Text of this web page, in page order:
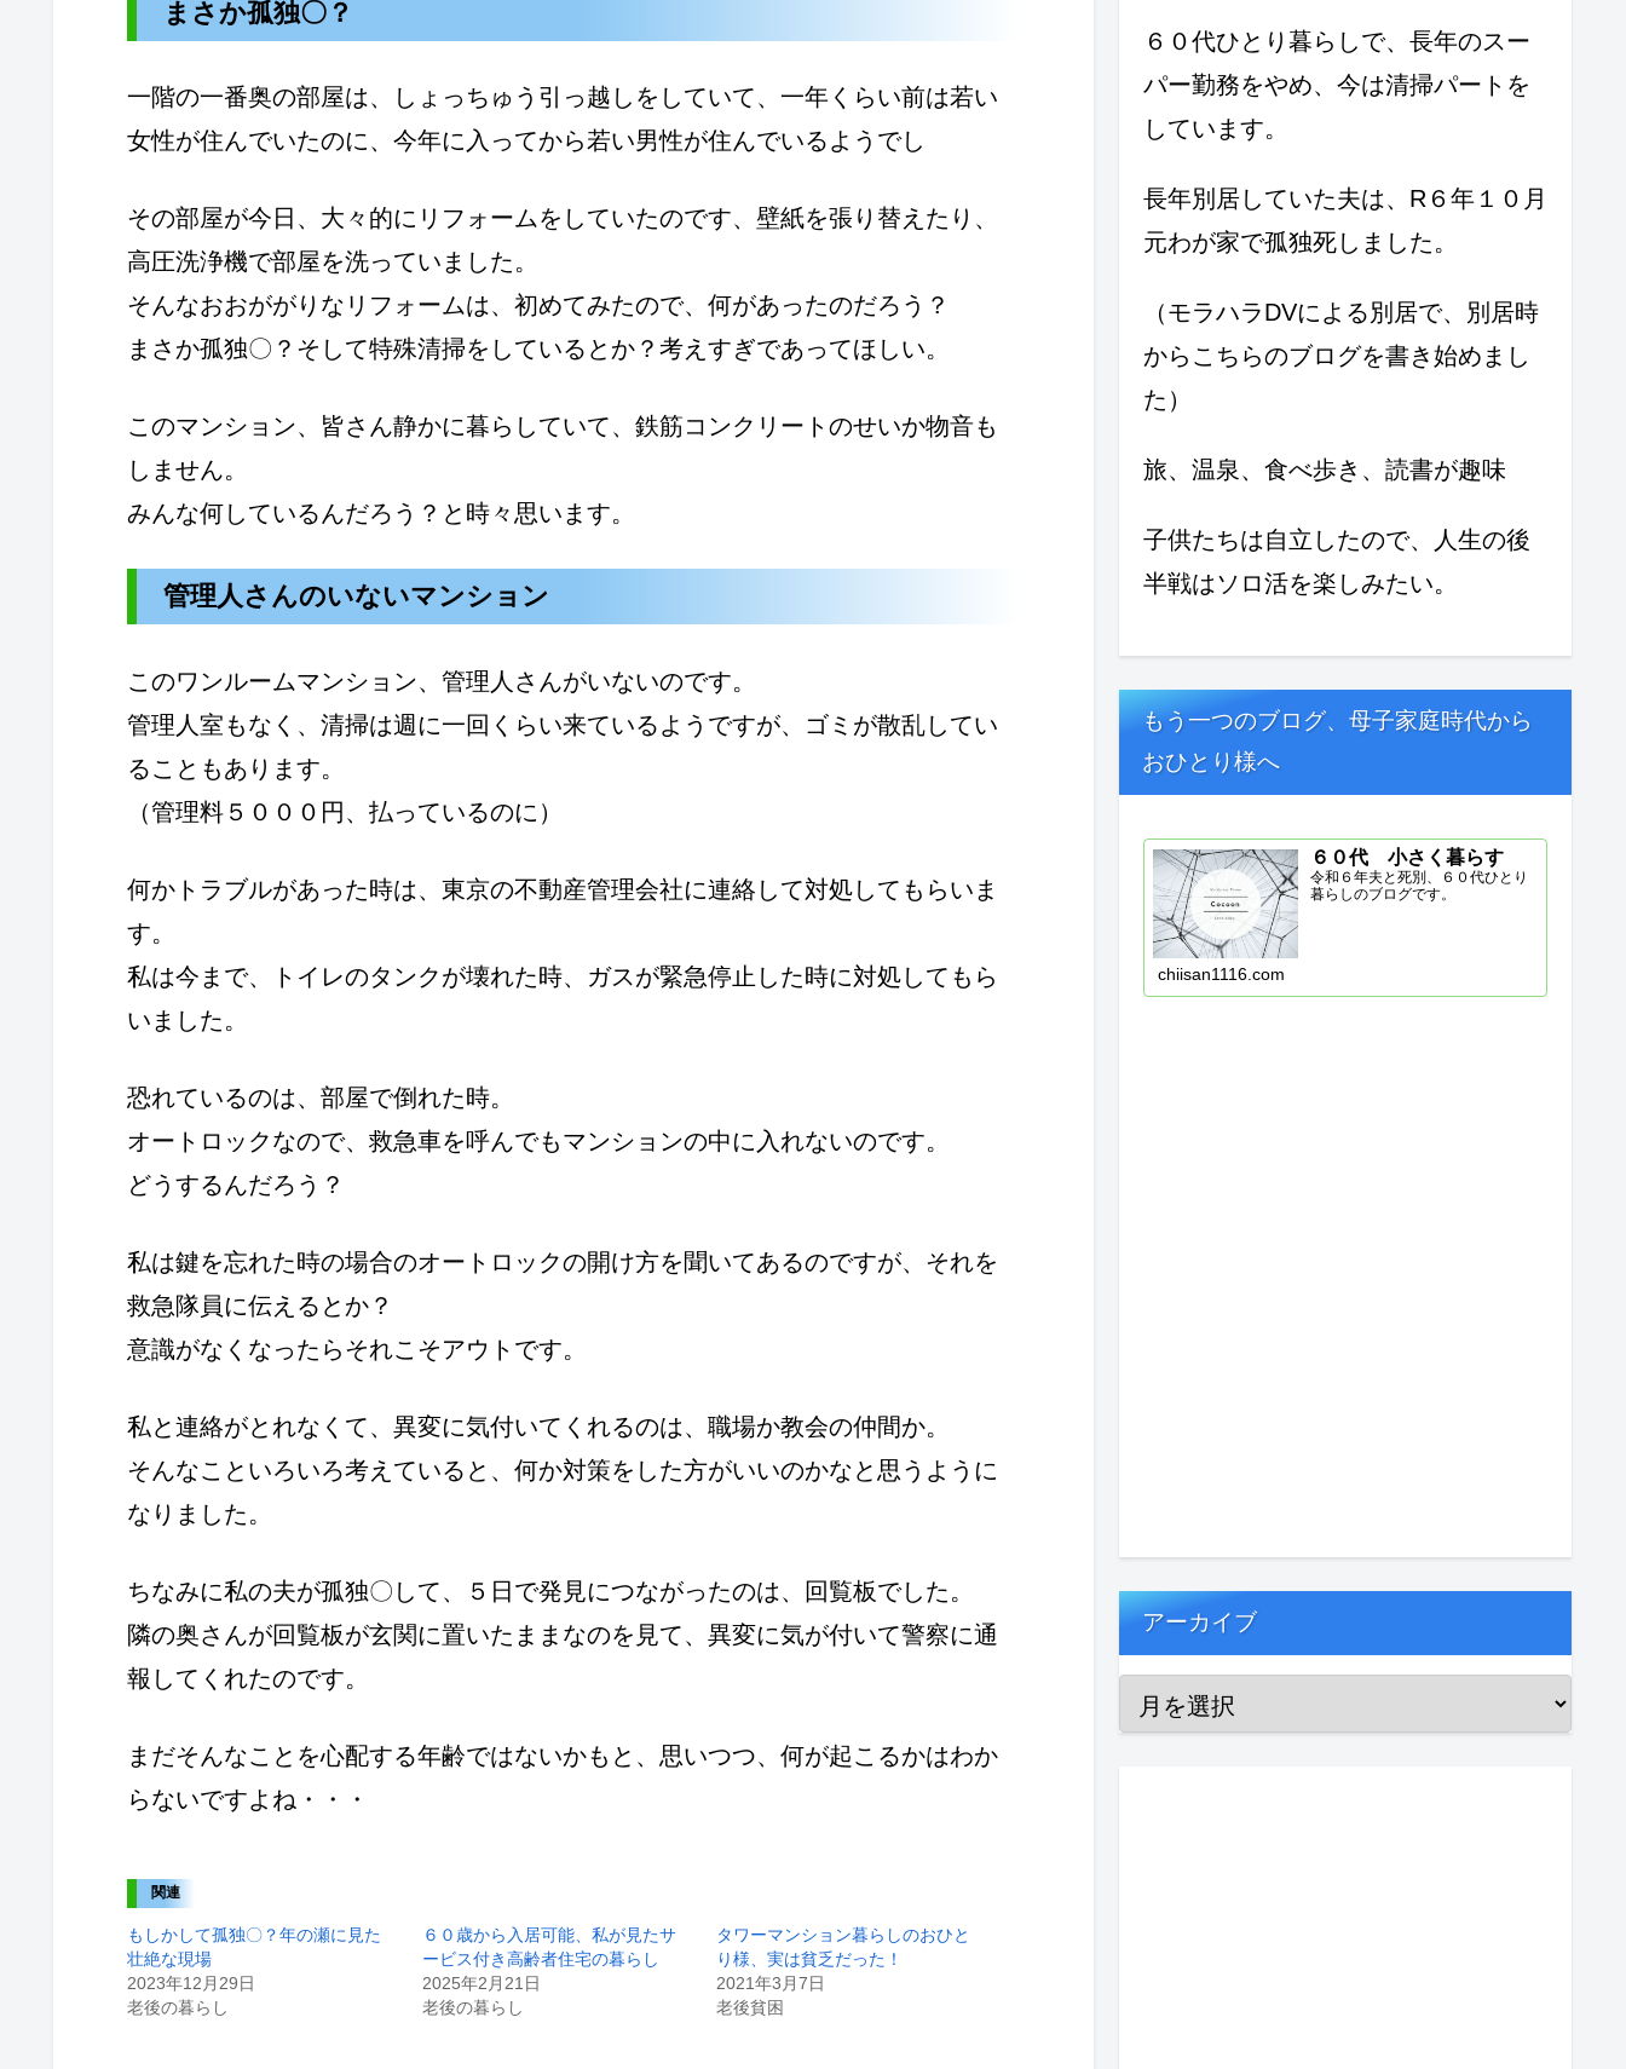
まさか孤独〇？
一階の一番奥の部屋は、しょっちゅう引っ越しをしていて、一年くらい前は若い
女性が住んでいたのに、今年に入ってから若い男性が住んでいるようでし
その部屋が今日、大々的にリフォームをしていたのです、壁紙を張り替えたり、
高圧洗浄機で部屋を洗っていました。
そんなおおががりなリフォームは、初めてみたので、何があったのだろう？
まさか孤独〇？そして特殊清掃をしているとか？考えすぎであってほしい。
このマンション、皆さん静かに暮らしていて、鉄筋コンクリートのせいか物音も
しません。
みんな何しているんだろう？と時々思います。
管理人さんのいないマンション
このワンルームマンション、管理人さんがいないのです。
管理人室もなく、清掃は週に一回くらい来ているようですが、ゴミが散乱してい
ることもあります。
（管理料５０００円、払っているのに）
何かトラブルがあった時は、東京の不動産管理会社に連絡して対処してもらいま
す。
私は今まで、トイレのタンクが壊れた時、ガスが緊急停止した時に対処してもら
いました。
恐れているのは、部屋で倒れた時。
オートロックなので、救急車を呼んでもマンションの中に入れないのです。
どうするんだろう？
私は鍵を忘れた時の場合のオートロックの開け方を聞いてあるのですが、それを
救急隊員に伝えるとか？
意識がなくなったらそれこそアウトです。
私と連絡がとれなくて、異変に気付いてくれるのは、職場か教会の仲間か。
そんなこといろいろ考えていると、何か対策をした方がいいのかなと思うように
なりました。
ちなみに私の夫が孤独〇して、５日で発見につながったのは、回覧板でした。
隣の奥さんが回覧板が玄関に置いたままなのを見て、異変に気が付いて警察に通
報してくれたのです。
まだそんなことを心配する年齢ではないかもと、思いつつ、何が起こるかはわか
らないですよね・・・
関連
もしかして孤独〇？年の瀬に見た
壮絶な現場
2023年12月29日
老後の暮らし
６０歳から入居可能、私が見たサ
ービス付き高齢者住宅の暮らし
2025年2月21日
老後の暮らし
タワーマンション暮らしのおひと
り様、実は貧乏だった！
2021年3月7日
老後貧困
６０代ひとり暮らしで、長年のスー
パー勤務をやめ、今は清掃パートを
しています。
長年別居していた夫は、R６年１０月
元わが家で孤独死しました。
（モラハラDVによる別居で、別居時
からこちらのブログを書き始めまし
た）
旅、温泉、食べ歩き、読書が趣味
子供たちは自立したので、人生の後
半戦はソロ活を楽しみたい。
もう一つのブログ、母子家庭時代から
おひとり様へ
６０代 小さく暮らす
令和６年夫と死別、６０代ひとり
暮らしのブログです。
chiisan1116.com
アーカイブ